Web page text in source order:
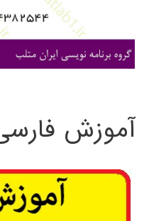
ی
آموزش